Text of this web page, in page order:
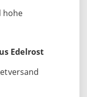
hohe
Edelrost